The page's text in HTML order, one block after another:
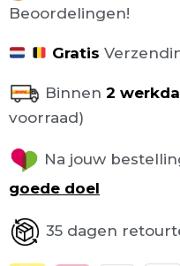
Beoordelingen!
Gratis
Binnen 2
voorraad)
Na jouw
goede doel
35 dagen